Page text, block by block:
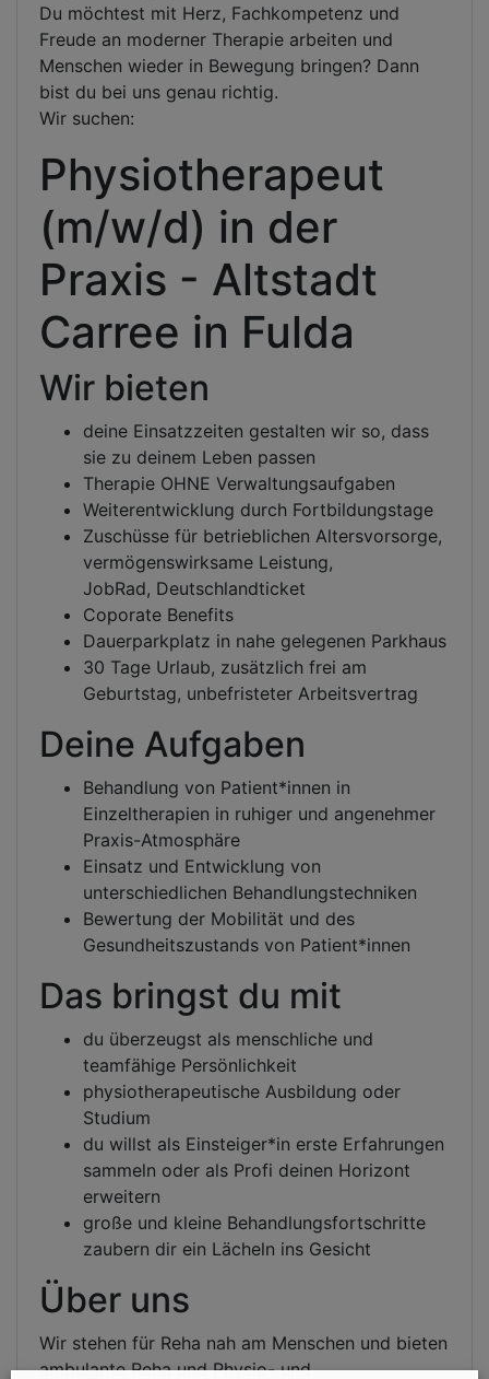
Du möchtest mit Herz, Fachkompetenz und
Freude an moderner Therapie arbeiten und
Menschen wieder in Bewegung bringen? Dann
bist du bei uns genau richtig.
Wir suchen:
Physiotherapeut
(m/w/d) in der
Praxis - Altstadt
Carree in Fulda
Wir bieten
deine Einsatzzeiten gestalten wir so, dass
sie zu deinem Leben passen
Therapie OHNE Verwaltungsaufgaben
Weiterentwicklung durch Fortbildungstage
Zuschüsse für betrieblichen Altersvorsorge,
vermögenswirksame Leistung,
JobRad, Deutschlandticket
Coporate Benefits
Dauerparkplatz in nahe gelegenen Parkhaus
30 Tage Urlaub, zusätzlich frei am
Geburtstag, unbefristeter Arbeitsvertrag
Deine Aufgaben
Behandlung von Patient*innen in
Einzeltherapien in ruhiger und angenehmer
Praxis-Atmosphäre
Einsatz und Entwicklung von
unterschiedlichen Behandlungstechniken
Bewertung der Mobilität und des
Gesundheitszustands von Patient*innen
Das bringst du mit
du überzeugst als menschliche und
teamfähige Persönlichkeit
physiotherapeutische Ausbildung oder
Studium
du willst als Einsteiger*in erste Erfahrungen
sammeln oder als Profi deinen Horizont
erweitern
große und kleine Behandlungsfortschritte
zaubern dir ein Lächeln ins Gesicht
Über uns
Wir stehen für Reha nah am Menschen und bieten
ambulante Reha und Physio- und